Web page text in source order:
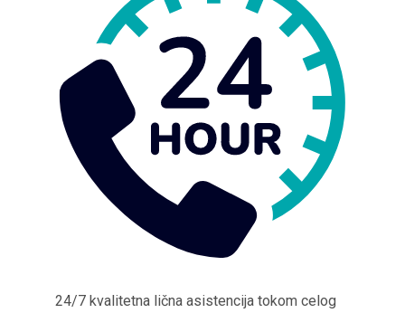
24/7 kvalitetna lična asistencija tokom celog